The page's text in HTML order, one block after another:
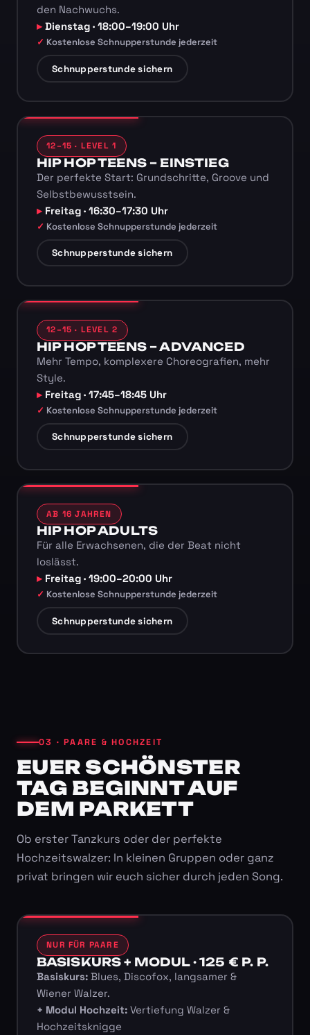
den Nachwuchs.
Dienstag · 18:00–19:00 Uhr
Kostenlose Schnupperstunde jederzeit
Schnupperstunde sichern
12–15 · LEVEL 1
HIP HOP TEENS – EINSTIEG
Der perfekte Start: Grundschritte, Groove und
Selbstbewusstsein.
Freitag · 16:30–17:30 Uhr
Kostenlose Schnupperstunde jederzeit
Schnupperstunde sichern
12–15 · LEVEL 2
HIP HOP TEENS – ADVANCED
Mehr Tempo, komplexere Choreografien, mehr
Style.
Freitag · 17:45–18:45 Uhr
Kostenlose Schnupperstunde jederzeit
Schnupperstunde sichern
AB 16 JAHREN
HIP HOP ADULTS
Für alle Erwachsenen, die der Beat nicht
loslässt.
Freitag · 19:00–20:00 Uhr
Kostenlose Schnupperstunde jederzeit
Schnupperstunde sichern
03 · PAARE & HOCHZEIT
EUER SCHÖNSTER
TAG BEGINNT AUF
DEM PARKETT
Ob erster Tanzkurs oder der perfekte
Hochzeitswalzer: In kleinen Gruppen oder ganz
privat bringen wir euch sicher durch jeden Song.
NUR FÜR PAARE
BASISKURS + MODUL · 125 € P. P.
Basiskurs:Blues, Discofox, langsamer &
Wiener Walzer.
+ Modul Hochzeit:Vertiefung Walzer &
Hochzeitsknigge